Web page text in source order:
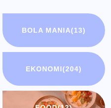
BOLA MANIA(13)
EKONOMI(204)